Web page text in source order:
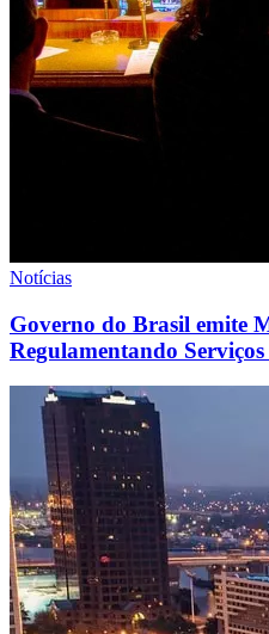
Notícias
Governo do Brasil emite
Regulamentando